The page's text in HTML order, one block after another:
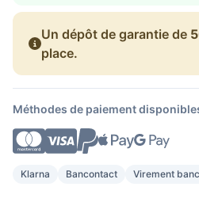
Un dépôt de garantie de
place.
Méthodes de paiement
Klarna Bancontact Virement